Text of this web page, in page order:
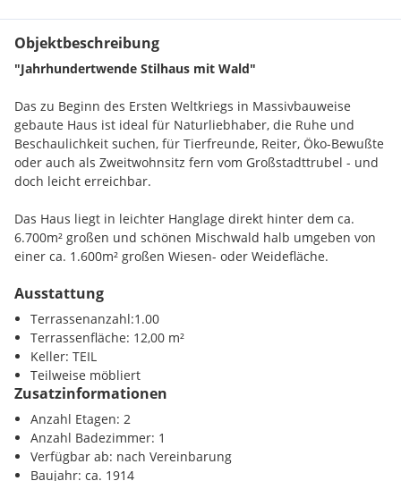
Objektbeschreibung
"Jahrhundertwende Stilhaus mit Wald"
Das zu Beginn des Ersten Weltkriegs in Massivbauweise
gebaute Haus ist ideal für Naturliebhaber, die Ruhe und
Beschaulichkeit suchen, für Tierfreunde, Reiter, Öko-Bewußte
oder auch als Zweitwohnsitz fern vom Großstadttrubel - und
doch leicht erreichbar.
Das Haus liegt in leichter Hanglage direkt hinter dem ca.
6.700m² großen und schönen Mischwald halb umgeben von
einer ca. 1.600m² großen Wiesen- oder Weidefläche.
Das stilvolle Haus wurde vor einigen Jahren teilrenoviert,
neben Böden, Fenstern wurden auch Strom- und
Wasserleitungen weitestgehend erneuert und der
Dachboden weiter ausgebaut. Auf 2 Seiten wurde eine
Wärmedämmung angebracht, nur die erhaltungswürdige
Strassenfront wurde belassen.
klassische Holzherd in der Küche und der Holzofen im
Wohnzimmer. Über den Kamin wird auch das Dachgeschoss
mitbeheizt. Holz steht über den angrenzenden Wald im
Ausstattung
Terrassenanzahl:1.00
Terrassenfläche: 12,00 m²
Keller: TEIL
Teilweise möbliert
Zusatzinformationen
Anzahl Etagen: 2
Anzahl Badezimmer: 1
Verfügbar ab: nach Vereinbarung
Baujahr: ca. 1914